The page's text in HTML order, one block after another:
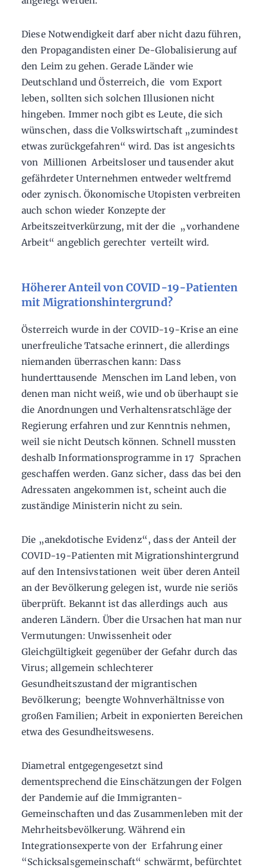
Diese Notwendigkeit darf aber nicht dazu führen,
den Propagandisten einer De-Globalisierung auf
den Leim zu gehen. Gerade Länder wie
Deutschland und Österreich, die vom Export
leben, sollten sich solchen Illusionen nicht
hingeben. Immer noch gibt es Leute, die sich
wünschen, dass die Volkswirtschaft „zumindest
etwas zurückgefahren“ wird. Das ist angesichts
von Millionen Arbeitsloser und tausender akut
gefährdeter Unternehmen entweder weltfremd
oder zynisch. Ökonomische Utopisten verbreiten
auch schon wieder Konzepte der
Arbeitszeitverkürzung, mit der die „vorhandene
Arbeit“ angeblich gerechter verteilt wird.
Höherer Anteil von COVID-19-Patienten
mit Migrationshintergrund?
Österreich wurde in der COVID-19-Krise an eine
unerfreuliche Tatsache erinnert, die allerdings
niemanden überraschen kann: Dass
hunderttausende Menschen im Land leben, von
denen man nicht weiß, wie und ob überhaupt sie
die Anordnungen und Verhaltensratschläge der
Regierung erfahren und zur Kenntnis nehmen,
weil sie nicht Deutsch können. Schnell mussten
deshalb Informationsprogramme in 17 Sprachen
geschaffen werden. Ganz sicher, dass das bei den
Adressaten angekommen ist, scheint auch die
zuständige Ministerin nicht zu sein.
Die „anekdotische Evidenz“, dass der Anteil der
COVID-19-Patienten mit Migrationshintergrund
auf den Intensivstationen weit über deren Anteil
an der Bevölkerung gelegen ist, wurde nie seriös
überprüft. Bekannt ist das allerdings auch aus
anderen Ländern. Über die Ursachen hat man nur
Vermutungen: Unwissenheit oder
Gleichgültigkeit gegenüber der Gefahr durch das
Virus; allgemein schlechterer
Gesundheitszustand der migrantischen
Bevölkerung; beengte Wohnverhältnisse von
großen Familien; Arbeit in exponierten Bereichen
etwa des Gesundheitswesens.
Diametral entgegengesetzt sind
dementsprechend die Einschätzungen der Folgen
der Pandemie auf die Immigranten-
Gemeinschaften und das Zusammenleben mit der
Mehrheitsbevölkerung. Während ein
Integrationsexperte von der Erfahrung einer
“Schicksalsgemeinschaft“ schwärmt, befürchtet